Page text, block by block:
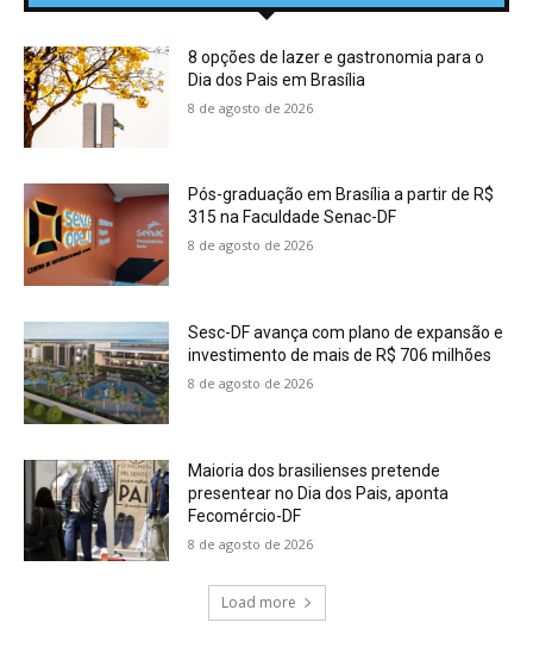
8 opções de lazer e gastronomia para o
Dia dos Pais em Brasília
8 de agosto de 2026
Pós-graduação em Brasília a partir de R$
315 na Faculdade Senac-DF
8 de agosto de 2026
Sesc-DF avança com plano de expansão e
investimento de mais de R$ 706 milhões
8 de agosto de 2026
Maioria dos brasilienses pretende
presentear no Dia dos Pais, aponta
Fecomércio-DF
8 de agosto de 2026
Load more